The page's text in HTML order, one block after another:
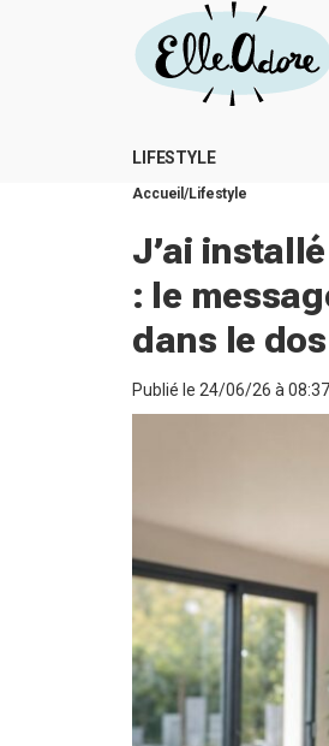
LIFESTYLE
Accueil Lifestyle
J’ai
: le
dans le dos
Publié le 24/06/26 à 08:37